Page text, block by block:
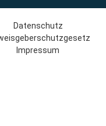
Datenschutz
Impressum